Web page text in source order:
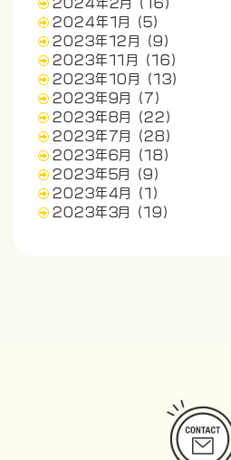
2024年2月
(16)
2024年1月
(5)
2023年12月
(9)
2023年11月
(16)
2023年10月
(13)
2023年9月
(7)
2023年8月
(22)
2023年7月
(28)
2023年6月
(18)
2023年5月
(9)
2023年4月
(1)
2023年3月
(19)